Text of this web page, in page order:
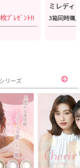
ﾌﾟﾚｾﾞﾝﾄ!!
ミレディ
3箱同時購
リーズ